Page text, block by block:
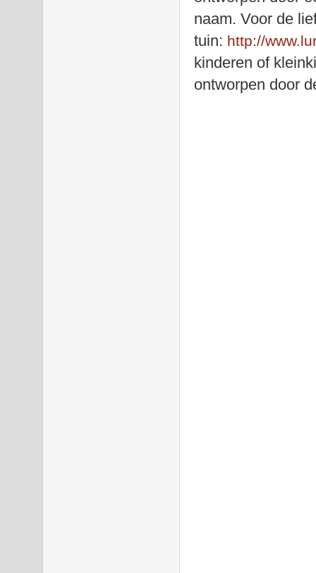
naam. Voor de
tuin: http://
kinderen of
ontworpen door